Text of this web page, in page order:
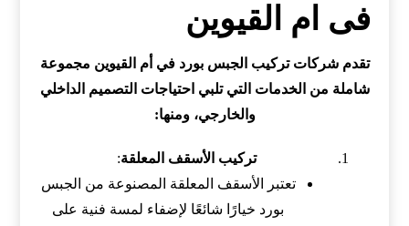
فى ام القيوين
تقدم شركات تركيب الجبس بورد في أم القيوين مجموعة
شاملة من الخدمات التي تلبي احتياجات التصميم الداخلي
والخارجي، ومنها:
تركيب الأسقف المعلقة:
تعتبر الأسقف المعلقة المصنوعة من الجبس
بورد خيارًا شائعًا لإضفاء لمسة فنية على